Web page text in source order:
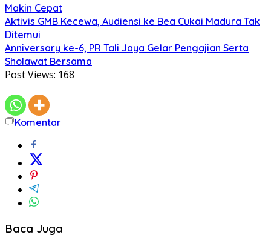
Makin Cepat
Aktivis GMB Kecewa, Audiensi ke Bea Cukai Madura Tak
Ditemui
Anniversary ke-6, PR Tali Jaya Gelar Pengajian Serta
Sholawat Bersama
Post Views: 168
Komentar
Baca Juga